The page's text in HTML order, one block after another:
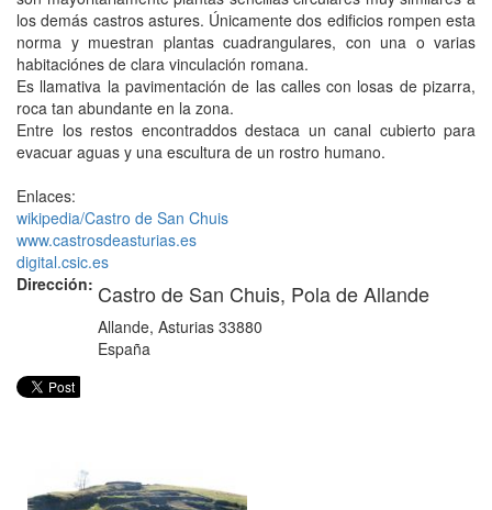
los demás castros astures. Únicamente dos edificios rompen esta
norma y muestran plantas cuadrangulares, con una o varias
habitaciónes de clara vinculación romana.
Es llamativa la pavimentación de las calles con losas de pizarra,
roca tan abundante en la zona.
Entre los restos encontraddos destaca un canal cubierto para
evacuar aguas y una escultura de un rostro humano.
Enlaces:
wikipedia/Castro de San Chuis
www.castrosdeasturias.es
digital.csic.es
Dirección: Castro de San Chuis, Pola de Allande
Allande, Asturias 33880
España